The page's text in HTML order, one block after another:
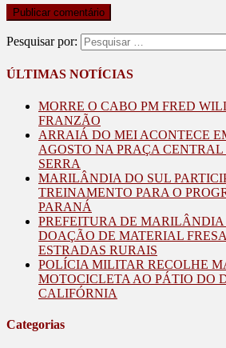
Pesquisar por:
ÚLTIMAS NOTÍCIAS
MORRE O CABO PM FRED
FRANZÃO
ARRAIÁ DO MEI ACONTECE
AGOSTO NA PRAÇA
SERRA
MARILÂNDIA DO SUL
TREINAMENTO PARA O
PARANÁ
PREFEITURA DE
DOAÇÃO DE MATERIAL
ESTRADAS RURAIS
POLÍCIA MILITAR RECOLHE
MOTOCICLETA AO PÁTIO DO
CALIFÓRNIA
Categorias